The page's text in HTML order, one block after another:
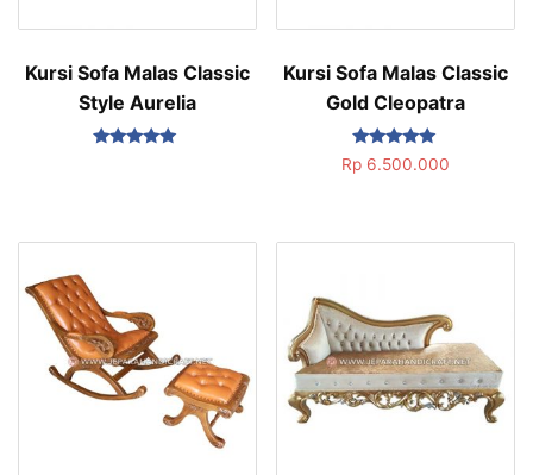
Kursi Sofa Malas Classic
Style Aurelia
Kursi Sofa Malas Classic
Gold Cleopatra
Dinilai
5.00
Rp 6.500.000